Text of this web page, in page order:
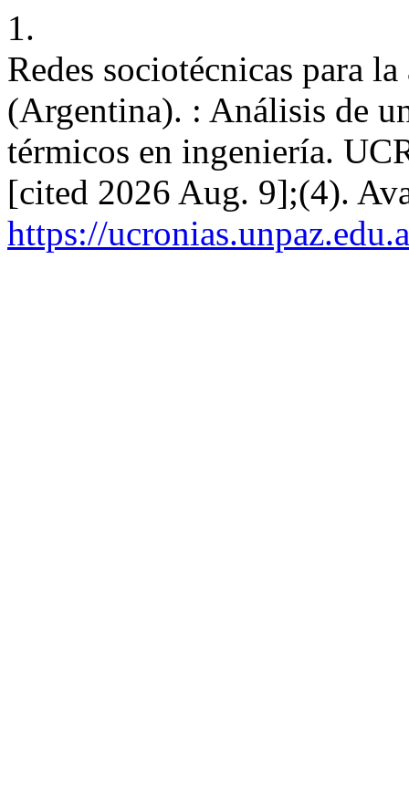
1.
Redes sociotécnicas para
(Argentina). : Análisis de
térmicos en ingeniería.
[cited 2026 Aug. 9];(4).
https://